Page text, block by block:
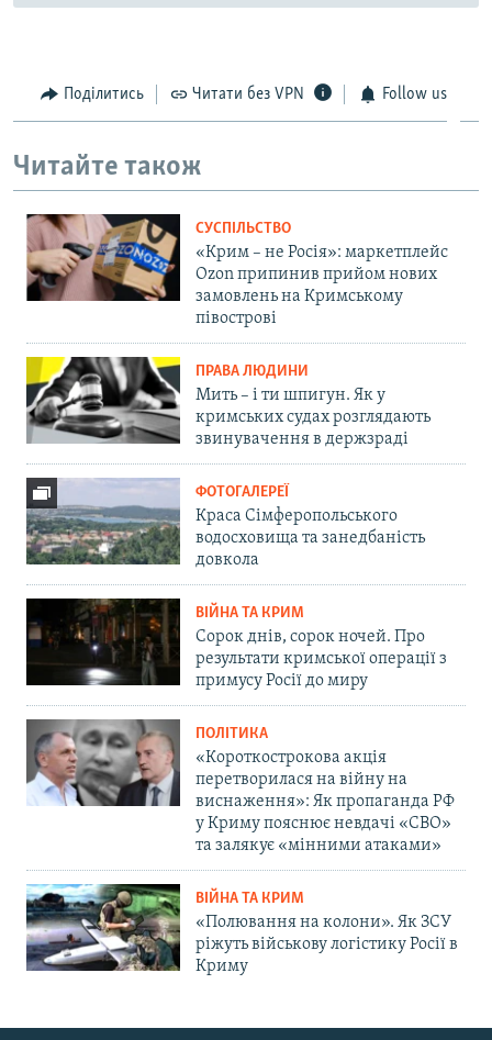
Поділитись Читати без VPN Follow us
Читайте також
СУСПІЛЬСТВО
«Крим – не Росія»: маркетплейс
Ozon припинив прийом нових
замовлень на Кримському
півострові
ПРАВА ЛЮДИНИ
Мить – і ти шпигун. Як у
кримських судах розглядають
звинувачення в держзраді
ФОТОГАЛЕРЕЇ
Краса Сімферопольського
водосховища та занедбаність
довкола
ВІЙНА ТА КРИМ
Сорок днів, сорок ночей. Про
результати кримської операції з
примусу Росії до миру
ПОЛІТИКА
«Короткострокова акція
перетворилася на війну на
виснаження»: Як пропаганда РФ
у Криму пояснює невдачі «СВО»
та залякує «мінними атаками»
ВІЙНА ТА КРИМ
«Полювання на колони». Як ЗСУ
ріжуть військову логістику Росії в
Криму